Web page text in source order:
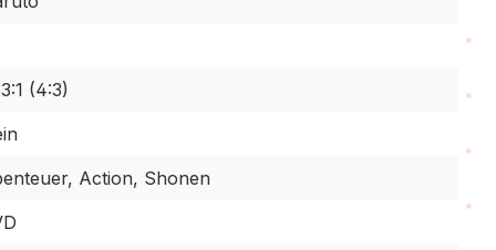
(4:3)
Action, Shonen